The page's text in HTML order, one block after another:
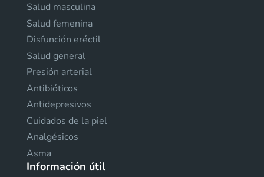
Salud masculina
Salud femenina
Disfunción eréctil
Salud general
Presión arterial
Antibióticos
Antidepresivos
Cuidados de la piel
Analgésicos
Asma
Información útil